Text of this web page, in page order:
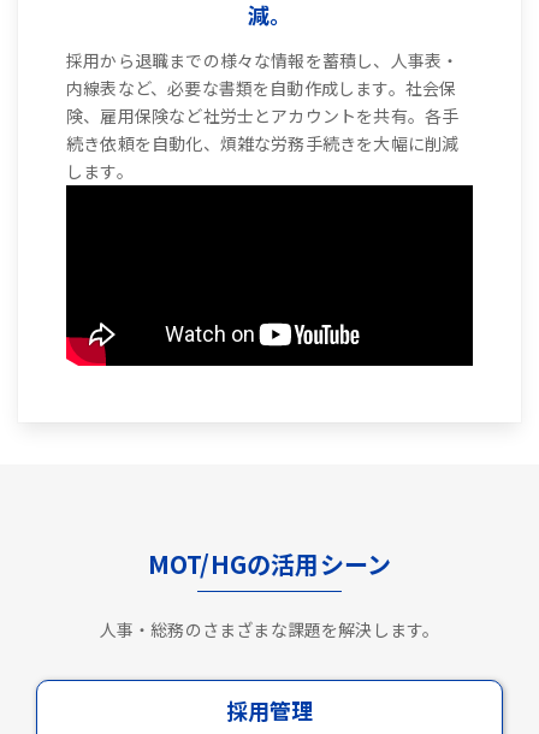
減。
採用から退職までの様々な情報を蓄積し、人事表・
内線表など、必要な書類を自動作成します。社会保
険、雇用保険など社労士とアカウントを共有。各手
続き依頼を自動化、煩雑な労務手続きを大幅に削減
します。
MOT/HGの活用シーン
人事・総務のさまざまな課題を解決します。
採用管理